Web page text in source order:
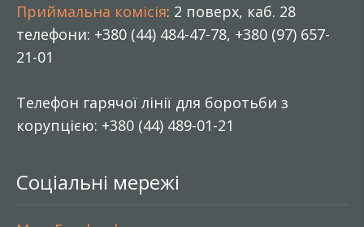
Приймальна комісія: 2 поверх, каб. 28
телефони: +380 (44) 484-47-78, +380 (97) 657-
21-01
Телефон гарячої лінії для боротьби з
корупцією: +380 (44) 489-01-21
Соціальні мережі